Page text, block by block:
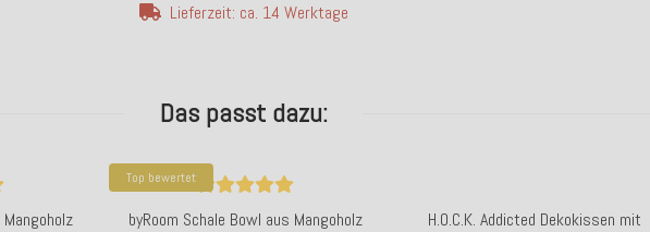
Lieferzeit: ca. 14 Werktage
Das passt dazu:
Top bewertet
byRoom Schale Bowl aus Mangoholz
H.O.C.K. Addicted Dekokissen mit